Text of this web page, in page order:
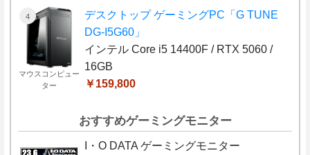
マウスコンピュー
ター
デスクトップ ゲーミングPC「G TUNE
DG-I5G60」
インテル Core i5 14400F / RTX 5060 /
16GB
￥159,800
おすすめゲーミングモニター
I・O DATA ゲーミングモニター